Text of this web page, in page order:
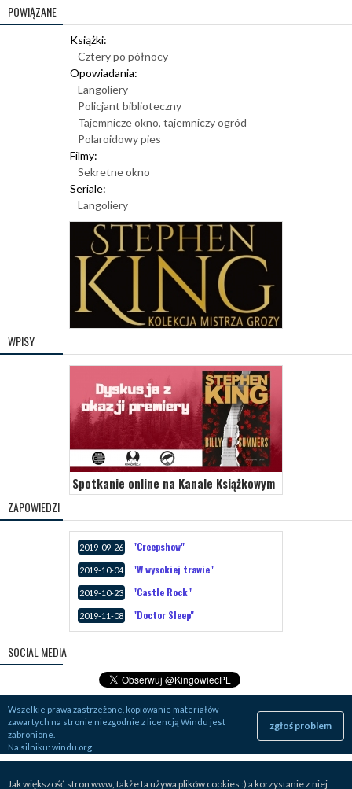
POWIĄZANE
Książki:
Cztery po północy
Opowiadania:
Langoliery
Policjant biblioteczny
Tajemnicze okno, tajemniczy ogród
Polaroidowy pies
Filmy:
Sekretne okno
Seriale:
Langoliery
WPISY
Spotkanie online na Kanale Książkowym
ZAPOWIEDZI
2019-09-26 "Creepshow"
2019-10-04 "W wysokiej trawie"
2019-10-23 "Castle Rock"
2019-11-08 "Doctor Sleep"
SOCIAL MEDIA
zgłoś problem
Wszelkie prawa zastrzeżone, kopiowanie materiałów
zawartych na stronie niezgodnie z licencją Windu jest
zabronione.
Na silniku: windu.org
Jak większość stron www, także ta używa plików cookies :) a korzystanie z niej